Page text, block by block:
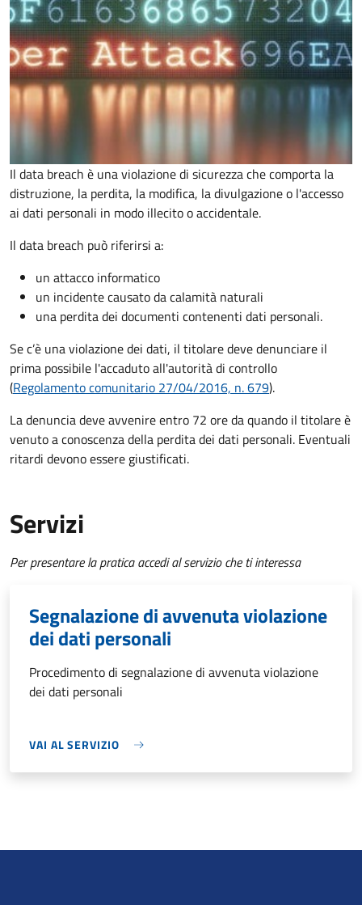
Il data breach è una violazione di sicurezza che comporta la
distruzione, la perdita, la modifica, la divulgazione o l'accesso
ai dati personali in modo illecito o accidentale.
Il data breach può riferirsi a:
un attacco informatico
un incidente causato da calamità naturali
una perdita dei documenti contenenti dati personali.
Se c’è una violazione dei dati, il titolare deve denunciare il
prima possibile l'accaduto all'autorità di controllo
(Regolamento comunitario 27/04/2016, n. 679).
La denuncia deve avvenire entro 72 ore da quando il titolare è
venuto a conoscenza della perdita dei dati personali. Eventuali
ritardi devono essere giustificati.
Servizi
Per presentare la pratica accedi al servizio che ti interessa
Segnalazione di avvenuta violazione
dei dati personali
Procedimento di segnalazione di avvenuta violazione
dei dati personali
VAI AL SERVIZIO